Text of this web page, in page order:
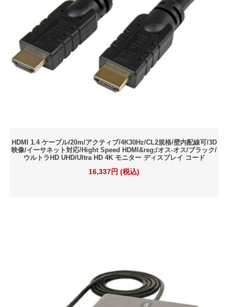
HDMI 1.4 ケーブル/20m/アクティブ/4K30Hz/CL2規格/壁内配線可/3D
映像/イーサネット対応/Hight Speed HDMI&reg;/オス-オス/ブラック/
ウルトラHD UHD/Ultra HD 4K モニター ディスプレイ コード
16,337円 (税込)